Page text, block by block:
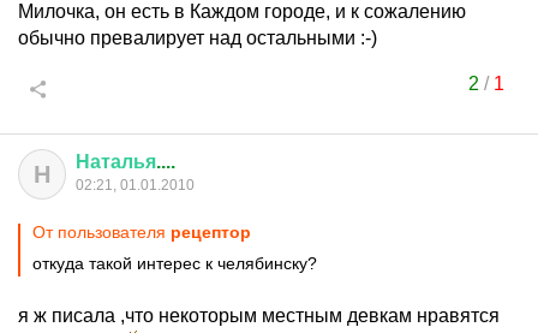
Милочка, он есть в Каждом городе, и к сожалению
обычно превалирует над остальными :-)
2 / 1
Н Наталья....
02:21, 01.01.2010
От пользователя рецептор
откуда такой интерес к челябинску?
я ж писала ,что некоторым местным девкам нравятся